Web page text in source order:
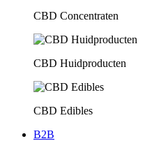
CBD Concentraten
CBD Huidproducten
CBD Edibles
B2B